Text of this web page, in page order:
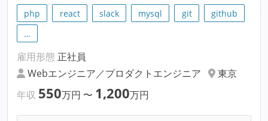
php react slack mysql git
github
…
雇用形態 正社員
Webエンジニア／プロダクトエンジニア
東京
年収 550万円 〜 1,200万円